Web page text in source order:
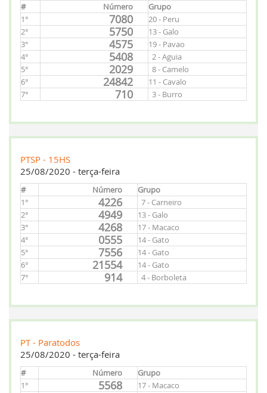
# Número
Grupo
1°
7080
20 - Peru
2°
5750
13 - Galo
3°
4575
19 - Pavao
4°
5408
2 - Aguia
5°
2029
8 - Camelo
6°
24842
11 - Cavalo
7°
710 3 - Burro
PTSP - 15HS
25/08/2020 - terça-feira
# Número
Grupo
1°
4226
7 - Carneiro
2°
4949
13 - Galo
3°
4268
17 - Macaco
4°
0555
14 - Gato
5°
7556
14 - Gato
6°
21554
14 - Gato
7°
914 4 - Borboleta
PT - Paratodos
25/08/2020 - terça-feira
# Número
Grupo
1°
5568
17 - Macaco